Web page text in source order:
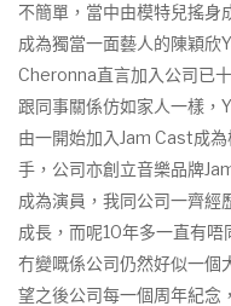
不簡單，當中由模特兒搖身
成為獨當一面藝人的陳穎欣
Cheronna直言加入公司已
跟同事關係仿如家人一樣，
由一開始加入Jam Cast成
手，公司亦創立音樂品牌
成為演員，我同公司一齊經
成長，而呢10年多一直有
冇變嘅係公司仍然好似一個
望之後公司每一個周年紀念